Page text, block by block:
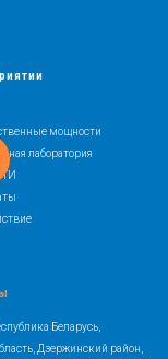
мощности
лаборатория
Беларусь,
Дзержинский район,